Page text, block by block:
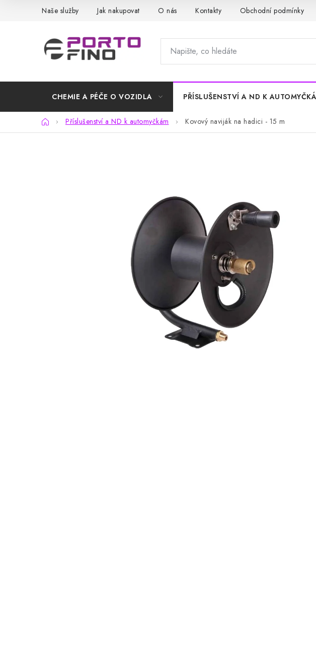
Naše služby Jak nakupovat O nás Kontakty Obchodní podmínky
CHEMIE A PÉČE O VOZIDLA PŘÍSLUŠENSTVÍ A ND K
DomůPříslušenství a ND k automyčkám Kovový naviják na hadici - 15 m